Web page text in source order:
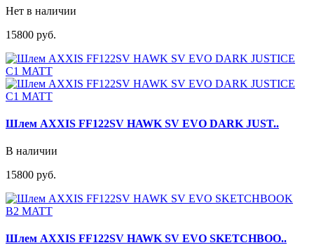
Нет в наличии
15800 руб.
Шлем AXXIS FF122SV HAWK SV EVO DARK JUST..
В наличии
15800 руб.
Шлем AXXIS FF122SV HAWK SV EVO SKETCHBOO..